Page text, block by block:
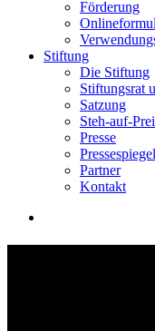
Förderung
Stiftung
Die Stiftung
Stiftungsrat
Satzung
Steh-auf-
Presse
Pressespiegel
Partner
Kontakt